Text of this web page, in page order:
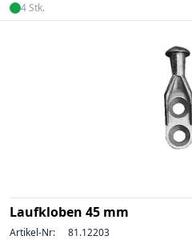
4 Stk.
Laufkloben 45 mm
Artikel-Nr: 81.12203